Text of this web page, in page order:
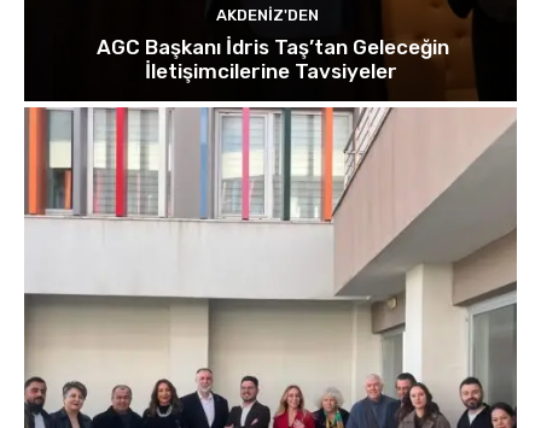
AKDENIZ'DEN
AGC Başkanı İdris Taş’tan Geleceğin
İletişimcilerine Tavsiyeler